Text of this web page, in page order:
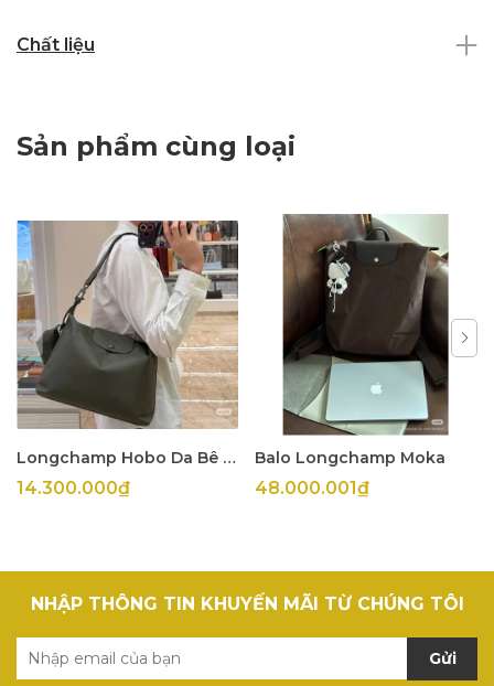
Chất liệu
Sản phẩm cùng loại
Longchamp Hobo Da Bê Olive
14.300.000₫
Balo Longchamp Moka
48.000.001₫
NHẬP THÔNG TIN KHUYẾN MÃI TỪ CHÚNG TÔI
Gửi